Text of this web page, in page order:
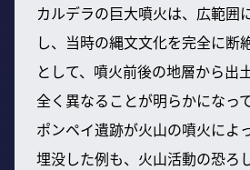
カルデラの巨大噴火は、広範囲
し、当時の縄文文化を完全に断
として、噴火前後の地層から出
全く異なることが明らかになっ
ポンペイ遺跡が火山の噴火によ
埋没した例も、火山活動の恐ろ